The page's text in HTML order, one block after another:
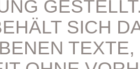
SICH